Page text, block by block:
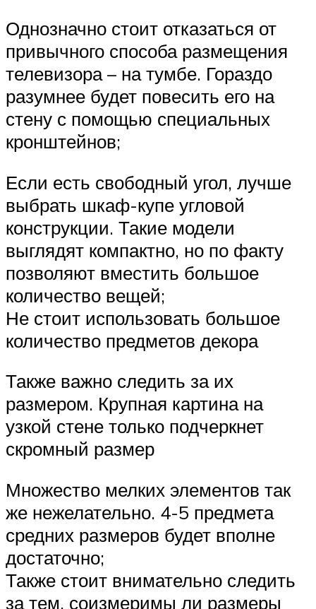
Однозначно стоит отказаться от
привычного способа размещения
телевизора – на тумбе. Гораздо
разумнее будет повесить его на
стену с помощью специальных
кронштейнов;
Если есть свободный угол, лучше
выбрать шкаф-купе угловой
конструкции. Такие модели
выглядят компактно, но по факту
позволяют вместить большое
количество вещей;
Не стоит использовать большое
количество предметов декора
Также важно следить за их
размером. Крупная картина на
узкой стене только подчеркнет
скромный размер
Множество мелких элементов так
же нежелательно. 4-5 предмета
средних размеров будет вполне
достаточно;
Также стоит внимательно следить
за тем, соизмеримы ли размеры